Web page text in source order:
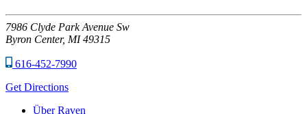
7986 Clyde Park Avenue Sw
Byron Center, MI 49315
616-452-7990
Get Directions
Über Raven